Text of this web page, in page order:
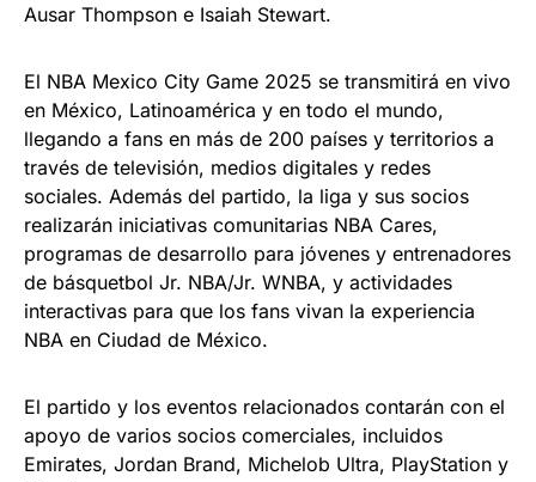
Ausar Thompson e Isaiah Stewart.
El NBA Mexico City Game 2025 se transmitirá en vivo
en México, Latinoamérica y en todo el mundo,
llegando a fans en más de 200 países y territorios a
través de televisión, medios digitales y redes
sociales. Además del partido, la liga y sus socios
realizarán iniciativas comunitarias NBA Cares,
programas de desarrollo para jóvenes y entrenadores
de básquetbol Jr. NBA/Jr. WNBA, y actividades
interactivas para que los fans vivan la experiencia
NBA en Ciudad de México.
El partido y los eventos relacionados contarán con el
apoyo de varios socios comerciales, incluidos
Emirates, Jordan Brand, Michelob Ultra, PlayStation y